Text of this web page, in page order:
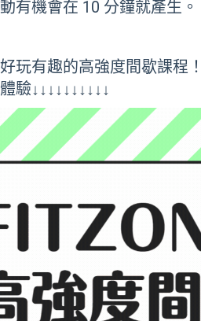
有機會在 10 分鐘就產生。
玩有趣的高強度間歇課程
驗↓↓↓↓↓↓↓↓↓↓